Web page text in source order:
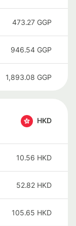
473.27 GGP
946.54 GGP
1,893.08 GGP
HKD
10.56 HKD
52.82 HKD
105.65 HKD